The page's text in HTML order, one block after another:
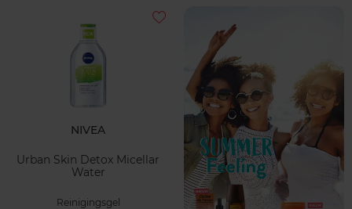
NIVEA
Urban Skin Detox Micellar
Water
Reinigingsgel